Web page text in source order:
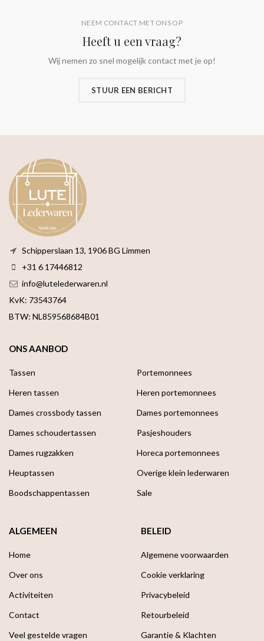
NEEM CONTACT MET ONS OP
Heeft u een vraag?
Wij nemen zo snel mogelijk contact met je op!
STUUR EEN BERICHT
Schipperslaan 13, 1906 BG Limmen
+31 6 17446812
info@lutelederwaren.nl
KvK: 73543764
BTW: NL859568684B01
ALGEMEEN
Home
Over ons
Activiteiten
Contact
Veel gestelde vragen
ONS AANBOD
Tassen
Heren tassen
Dames crossbody tassen
Dames schoudertassen
Dames rugzakken
Heuptassen
Boodschappen­tassen
Portemonnees
Heren portemonnees
Dames portemonnees
Pasjeshouders
Horeca portemonnees
Overige klein lederwaren
Sale
BELEID
Algemene voorwaarden
Cookie verklaring
Privacybeleid
Retourbeleid
Garantie & Klachten